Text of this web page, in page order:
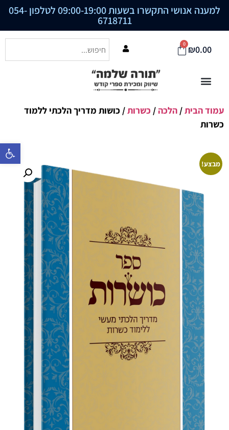
פתח סרגל
למענה אנושי התקשרו בשעות 09:00-19:00 לטלפון 054-
6718711
₪0.00
0
עמוד הבית/ הלכה/ כשרות/ כושות מדריך הלכתי ללמוד
כשרות
מבצע!